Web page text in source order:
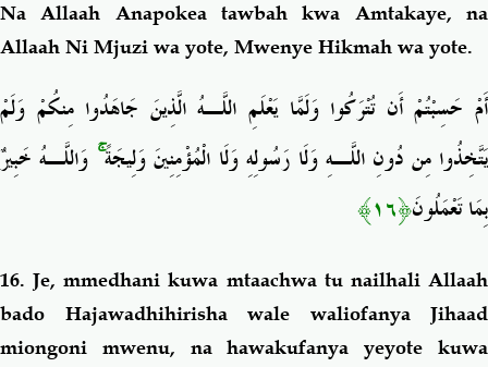
Na Allaah Anapokea tawbah kwa Amtakaye, na
Allaah Ni Mjuzi wa yote, Mwenye Hikmah wa yote.
أَمْ حَسِبْتُمْ أَن تُتْرَكُوا وَلَمَّا يَعْلَمِ اللَّـهُ الَّذِينَ جَاهَدُوا مِنكُمْ وَلَمْ
يَتَّخِذُوا مِن دُونِ اللَّـهِ وَلَا رَسُولِهِ وَلَا الْمُؤْمِنِينَ وَلِيجَةًۚ وَاللَّـهُ خَبِيرٌ
بِمَا تَعْمَلُونَ﴿١٦﴾
16. Je, mmedhani kuwa mtaachwa tu nailhali Allaah
bado Hajawadhihirisha wale waliofanya Jihaad
miongoni mwenu, na hawakufanya yeyote kuwa